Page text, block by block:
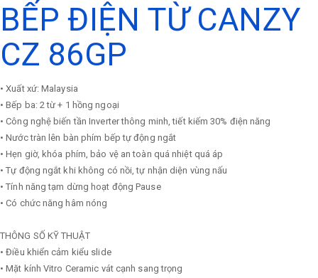
BẾP ĐIỆN TỪ CANZY
CZ 86GP
• Xuất xứ: Malaysia
• Bếp ba: 2 từ + 1 hồng ngoại
• Công nghệ biến tần Inverter thông minh, tiết kiếm 30% điện năng
• Nước tràn lên bàn phím bếp tự động ngắt
• Hẹn giờ, khóa phím, bảo vệ an toàn quá nhiệt quá áp
• Tự động ngắt khi không có nồi, tự nhận diện vùng nấu
• Tính năng tạm dừng hoạt động Pause
• Có chức năng hâm nóng
THÔNG SỐ KỸ THUẬT
• Điều khiển cảm kiểu slide
• Mặt kính Vitro Ceramic vát cạnh sang trọng